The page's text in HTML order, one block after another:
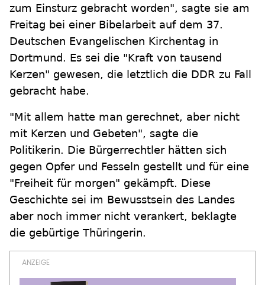
zum Einsturz gebracht worden", sagte sie am
Freitag bei einer Bibelarbeit auf dem 37.
Deutschen Evangelischen Kirchentag in
Dortmund. Es sei die "Kraft von tausend
Kerzen" gewesen, die letztlich die DDR zu Fall
gebracht habe.
"Mit allem hatte man gerechnet, aber nicht
mit Kerzen und Gebeten", sagte die
Politikerin. Die Bürgerrechtler hätten sich
gegen Opfer und Fesseln gestellt und für eine
"Freiheit für morgen" gekämpft. Diese
Geschichte sei im Bewusstsein des Landes
aber noch immer nicht verankert, beklagte
die gebürtige Thüringerin.